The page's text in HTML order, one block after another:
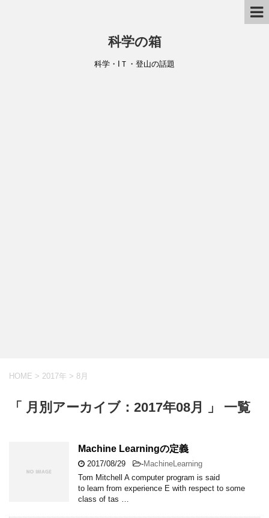
科学の箱
科学・IＴ・登山の話題
HOME > 2017年 > 8月
「 月別アーカイブ：2017年08月 」 一覧
Machine Learningの定義
2017/08/29 -MachineLearning
Tom Mitchell A computer program is said
to learn from experience E with respect to some
class of tas …